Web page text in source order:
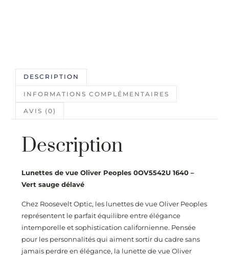
DESCRIPTION
INFORMATIONS COMPLÉMENTAIRES
AVIS (0)
Description
Lunettes de vue Oliver Peoples 0OV5542U 1640 –
Vert sauge délavé
Chez Roosevelt Optic, les lunettes de vue Oliver Peoples
représentent le parfait équilibre entre élégance
intemporelle et sophistication californienne. Pensée
pour les personnalités qui aiment sortir du cadre sans
jamais perdre en élégance, la lunette de vue Oliver